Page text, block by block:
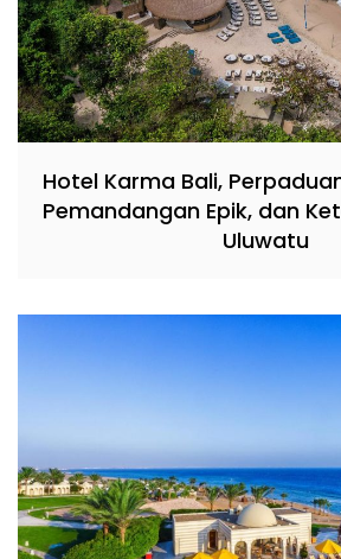
Hotel Karma Bali,
Pemandangan Epik, dan
Uluwatu